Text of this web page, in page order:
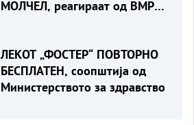
МОЛЧЕЛ, реагираат од ВМРО-
ЛЕКОТ „ФОСТЕР“ ПОВТОРНО
БЕСПЛАТЕН, соопштија од
Министерството за здравство